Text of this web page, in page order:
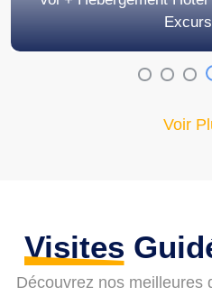
Voir
Visites
Découvrez nos meilleures